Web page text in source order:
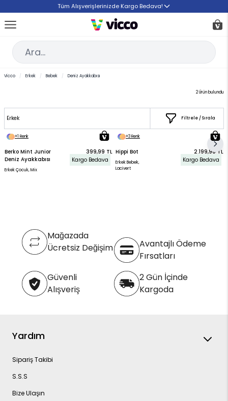
Tüm Alışverişlerinizde Kargo Bedava!
Vicco / Erkek / Bebek / Deniz Ayakkabısı
2Ürün bulundu
Erkek Filtrele / Sırala
Kargo Bedava
+1 Renk
Berko Mint Junior
Deniz Ayakkabısı
Erkek Çocuk, Mix
399,99 TL
Kargo Bedava
+3 Renk
Hippi Bot
Erkek Bebek,
Lacivert
2.199,90 TL
Mağazada
Ücretsiz Değişim
Avantajlı Ödeme
Fırsatları
Güvenli
Alışveriş
2 Gün İçinde
Kargoda
Yardım
Sipariş Takibi
S.S.S
Bize Ulaşın